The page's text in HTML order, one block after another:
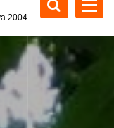
2004